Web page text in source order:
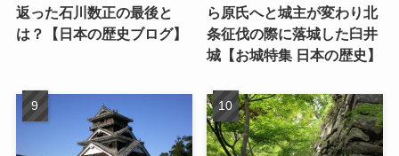
返った石川数正の最後と
は？【日本の歴史ブログ】
ら原氏へと城主が変わり北
条征伐の際に落城した臼井
城【お城特集 日本の歴史】